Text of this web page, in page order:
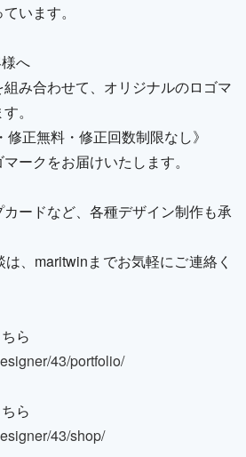
います。
へ
み合わせて、オリジナルのロゴマ
。
修正無料・修正回数制限なし》
ークをお届けいたします。
ードなど、各種デザイン制作も承
、maritwinまでお気軽にご連絡く
ら
43/portfolio/
ら
43/shop/